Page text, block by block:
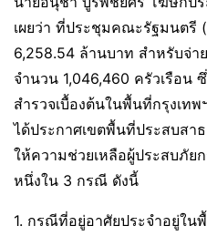
เผยว่า ที่ประชุมคณะรัฐมนตรี
6,258.54 ล้านบาท สำหรับจ่า
จำนวน 1,046,460 ครัวเรือน
สำรวจเบื้องต้นในพื้นที่กรุงเท
ได้ประกาศเขตพื้นที่ประสบสา
ให้ความช่วยเหลือผู้ประสบภั
หนึ่งใน 3 กรณี ดังนี้
1. กรณีที่อยู่อาศัยประจำอยู่ใ